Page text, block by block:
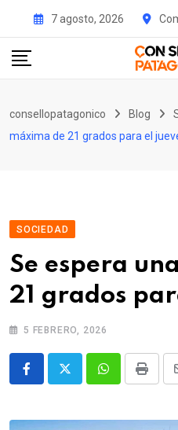
content
7 agosto, 2026
consellopatagonico Blog
máxima de 21 grados para el
SOCIEDAD
Se espera
21 grados
5 FEBRERO, 2026
WhatsappPrint